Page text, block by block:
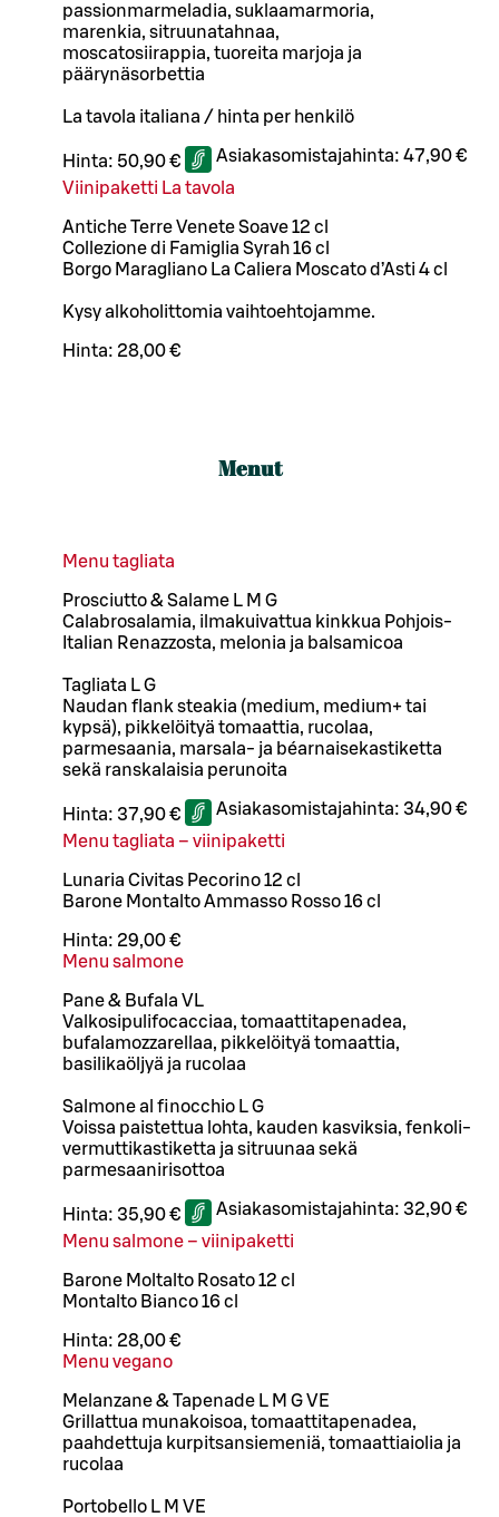
passionmarmeladia, suklaamarmoria,
marenkia, sitruunatahnaa,
moscatosiirappia, tuoreita marjoja ja
päärynäsorbettia
La tavola italiana / hinta per henkilö
Hinta: 50,90 € Asiakasomistajahinta: 47,90 €
Viinipaketti La tavola
Antiche Terre Venete Soave 12 cl
Collezione di Famiglia Syrah 16 cl
Borgo Maragliano La Caliera Moscato d’Asti 4 cl
Kysy alkoholittomia vaihtoehtojamme.
Hinta: 28,00 €
Menut
Menu tagliata
Prosciutto & Salame L M G
Calabrosalamia, ilmakuivattua kinkkua Pohjois-
Italian Renazzosta, melonia ja balsamicoa
Tagliata L G
Naudan flank steakia (medium, medium+ tai
kypsä), pikkelöityä tomaattia, rucolaa,
parmesaania, marsala- ja béarnaisekastiketta
sekä ranskalaisia perunoita
Hinta: 37,90 € Asiakasomistajahinta: 34,90 €
Menu tagliata – viinipaketti
Lunaria Civitas Pecorino 12 cl
Barone Montalto Ammasso Rosso 16 cl
Hinta: 29,00 €
Menu salmone
Pane & Bufala VL
Valkosipulifocacciaa, tomaattitapenadea,
bufalamozzarellaa, pikkelöityä tomaattia,
basilikaöljyä ja rucolaa
Salmone al finocchio L G
Voissa paistettua lohta, kauden kasviksia, fenkoli-
vermuttikastiketta ja sitruunaa sekä
parmesaanirisottoa
Hinta: 35,90 € Asiakasomistajahinta: 32,90 €
Menu salmone – viinipaketti
Barone Moltalto Rosato 12 cl
Montalto Bianco 16 cl
Hinta: 28,00 €
Menu vegano
Melanzane & Tapenade L M G VE
Grillattua munakoisoa, tomaattitapenadea,
paahdettuja kurpitsansiemeniä, tomaattiaiolia ja
rucolaa
Portobello L M VE